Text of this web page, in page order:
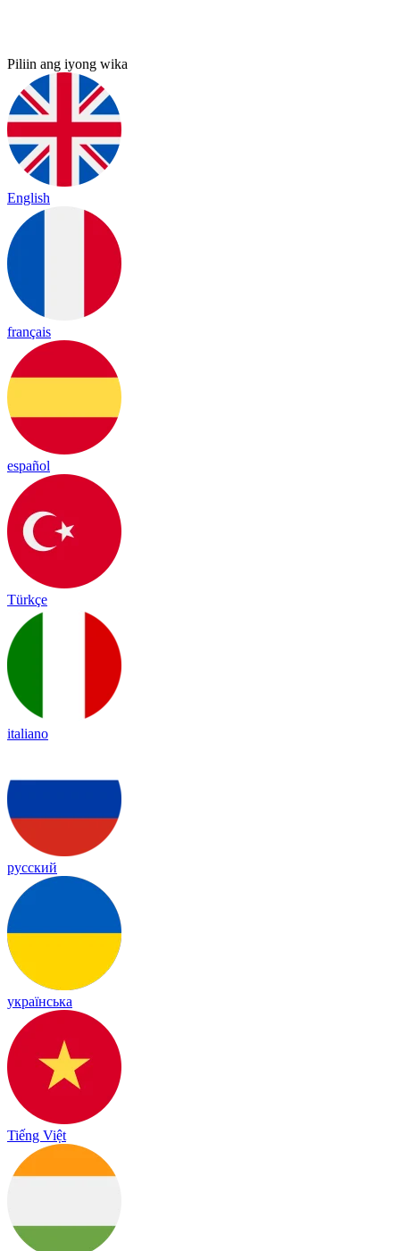
Piliin ang iyong wika
English
français
español
Türkçe
italiano
русский
українська
Tiếng Việt